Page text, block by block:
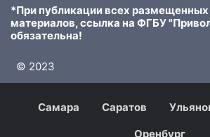
*При публикации всех размещенных
материалов, ссылка на ФГБУ
обязательна!
© 2023
Самара Саратов
Оренбург